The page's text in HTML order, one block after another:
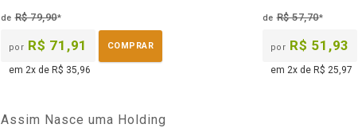
deR$ 79,90*
por R$ 71,91 COMPRAR
em 2x de R$ 35,96
deR$ 57,70*
por R$ 51,93
em 2x de R$ 25,97
Assim Nasce uma Holding